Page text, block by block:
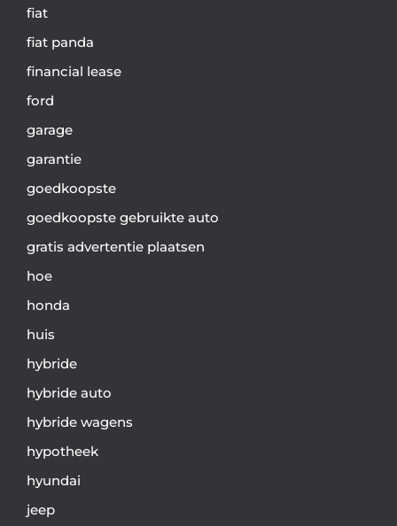
fiat
fiat panda
financial lease
ford
garage
garantie
goedkoopste
goedkoopste gebruikte auto
gratis advertentie plaatsen
hoe
honda
huis
hybride
hybride auto
hybride wagens
hypotheek
hyundai
jeep